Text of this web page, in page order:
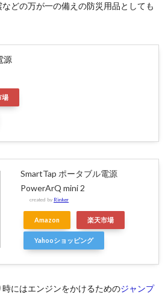
どの万が一の備えの防災用品としても
源
場
SmartTap ポータブル電源
PowerArQ mini 2
created by Rinker
Amazon 楽天市場
Yahooショッピング
にはエンジンをかけるためのジャンプ